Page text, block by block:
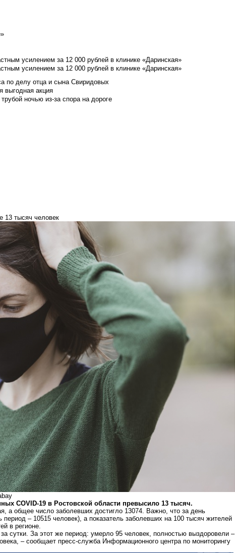
усилением за 12 000 рублей в клинике «Даринская»
усилением за 12 000 рублей в клинике «Даринская»
по делу отца и сына Свиридовых
выгодная акция
ночью из-за спора на дороге
13 тысяч человек
COVID-19 в Ростовской области превысило 13 тысяч.
а общее число заболевших достигло 13074. Важно, что за день
– 10515 человек), а показатель заболевших на 100 тысяч жителей
в регионе.
сутки. За этот же период: умерло 95 человек, полностью выздоровели –
– сообщает пресс-служба Информационного центра по мониторингу